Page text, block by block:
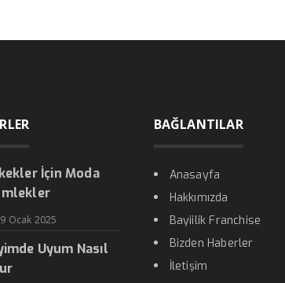
İçin Moda
9 Ocak 2025
Uyum Nasıl
BAĞLANTILAR
Anasayfa
Hakkımızda
Bayiilik Franchise
Bizden Haberler
İletişim